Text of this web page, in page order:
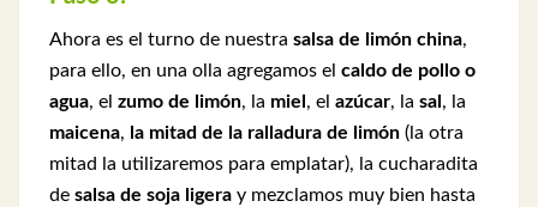
Ahora es el turno de nuestra salsa de limón china,
para ello, en una olla agregamos el caldo de pollo o
agua, el zumo de limón, la miel , el azúcar, la sal , la
maicena, la mitad de la ralladura de limón (la otra
mitad la utilizaremos para emplatar), la cucharadita
de salsa de soja ligera y mezclamos muy bien hasta